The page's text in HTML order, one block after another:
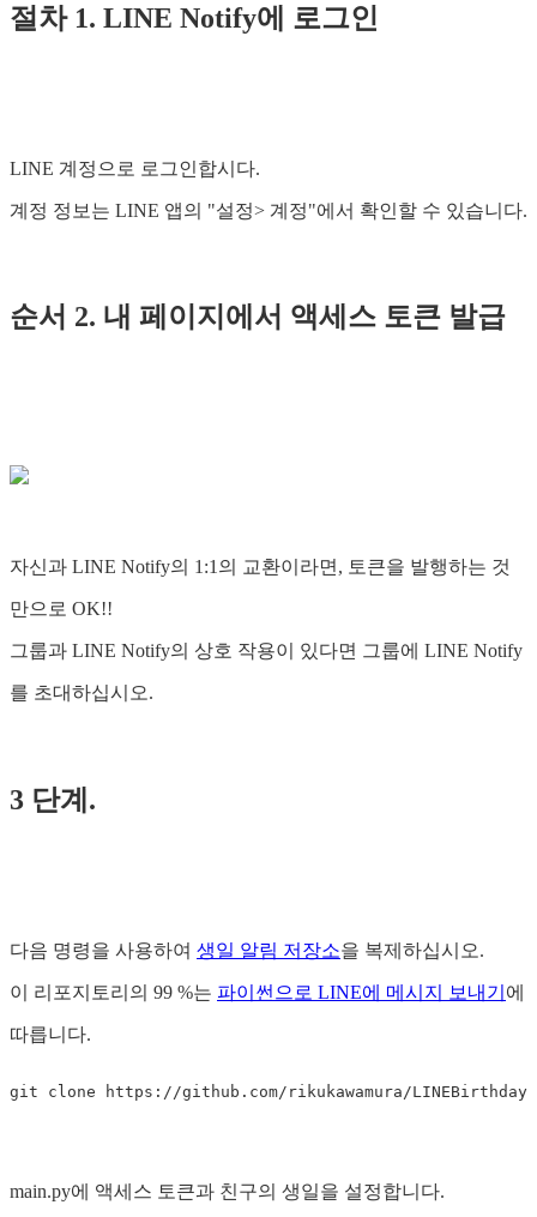
절차 1. LINE Notify에 로그인
LINE 계정으로 로그인합시다.
계정 정보는 LINE 앱의 "설정> 계정"에서 확인할 수 있습니다.
순서 2. 내 페이지에서 액세스 토큰 발급
자신과 LINE Notify의 1:1의 교환이라면, 토큰을 발행하는 것
만으로 OK!!
그룹과 LINE Notify의 상호 작용이 있다면 그룹에 LINE Notify
를 초대하십시오.
3 단계.
다음 명령을 사용하여 생일 알림 저장소을 복제하십시오.
이 리포지토리의 99 %는 파이썬으로 LINE에 메시지 보내기 에
따릅니다.
main.py에 액세스 토큰과 친구의 생일을 설정합니다.